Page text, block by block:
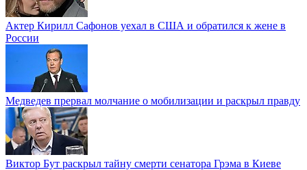
Актер Кирилл Сафонов уехал в США и обратился к жене в
России
Медведев прервал молчание о мобилизации и раскрыл правду
Виктор Бут раскрыл тайну смерти сенатора Грэма в Киеве